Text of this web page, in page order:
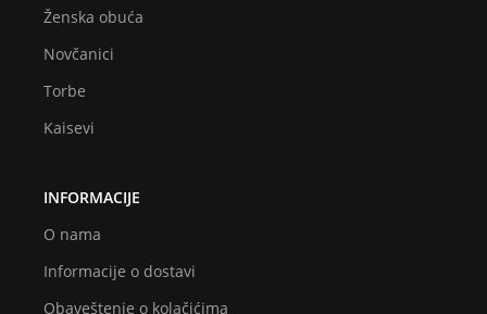
Ženska obuća
Novčanici
Torbe
Kaisevi
INFORMACIJE
O nama
Informacije o dostavi
Obaveštenje o kolačićima